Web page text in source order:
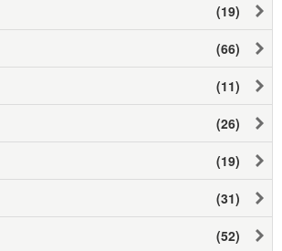
(19)
(66)
(11)
(26)
(19)
(31)
(52)